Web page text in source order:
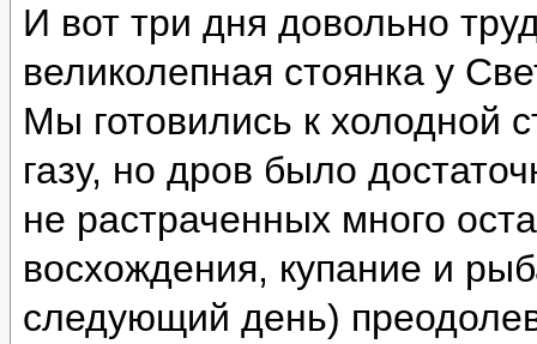
И вот три дня довольно
великолепная стоянка у
Мы готовились к холодной
газу, но дров было
не растраченных много
восхождения, купание и
следующий день)